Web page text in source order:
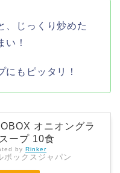
、じっくり炒めた
い！
にもピッタリ！
オニオングラ
ープ 10食
by Rinker
ボックスジャパン